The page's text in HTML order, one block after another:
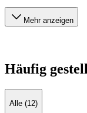
Mehr anzeigen
Häufig
Alle (12)